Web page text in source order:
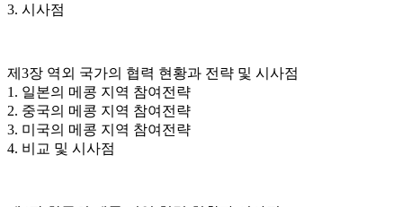
3. 시사점
제3장 역외 국가의 협력 현황과 전략 및 시사점
1. 일본의 메콩 지역 참여전략
2. 중국의 메콩 지역 참여전략
3. 미국의 메콩 지역 참여전략
4. 비교 및 시사점